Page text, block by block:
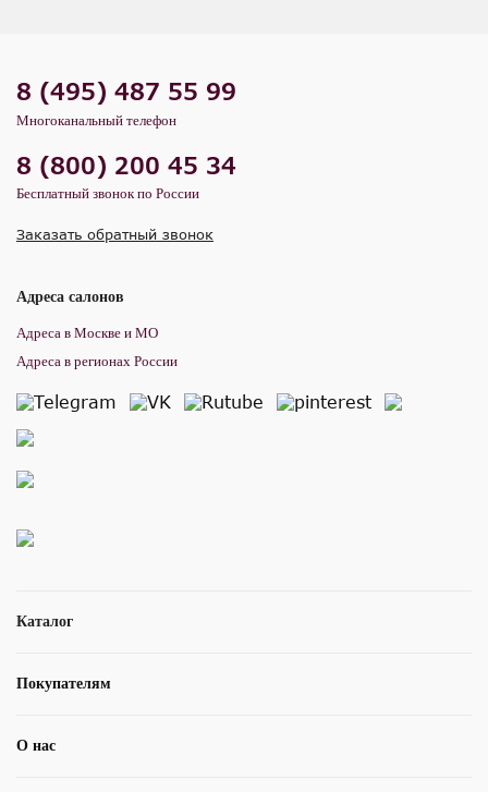
Каталог
Покупателям
О нас
8 (495) 487 55 99
Многоканальный телефон
8 (800) 200 45 34
Бесплатный звонок по России
Заказать обратный звонок
Адреса салонов
Адреса в Москве и МО
Адреса в регионах России